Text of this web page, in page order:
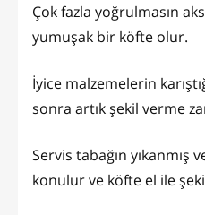
Çok fazla yoğrulmasın
yumuşak bir köfte olur.
İyice malzemelerin
sonra artık şekil verme
Servis tabağın yıkanmış
konulur ve köfte el ile